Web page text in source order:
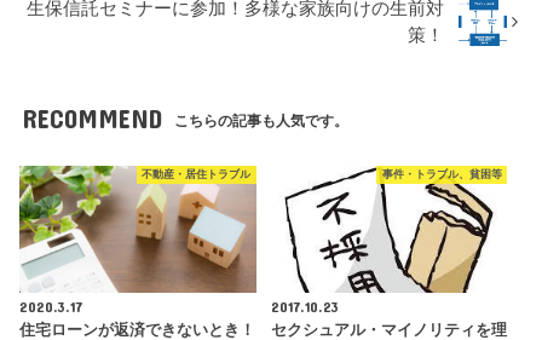
生保信託セミナーに参加！多様な家族向けの生前対
策！
RECOMMEND こちらの記事も人気です。
不動産・居住トラブル
2020.3.17
住宅ローンが返済できないとき！
事件・トラブル、貧困等
2017.10.23
セクシュアル・マイノリティを理